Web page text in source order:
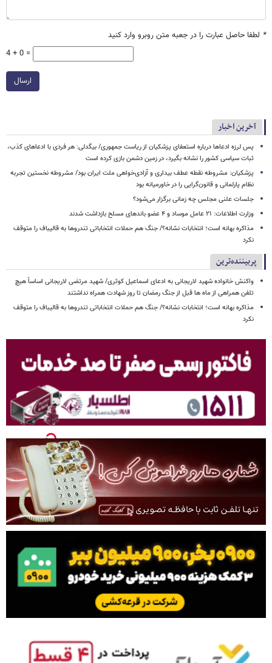
* لطفا حاصل عبارت را در جعبه متن روبرو وارد کنید
4 + 0 =
ارسال
آخرین اخبار
پس لرزه ادعاها درباره استعفای پزشکیان از ریاست جمهوری/ بیگدلی: هر فردی با ادعاهای کذب،
ثبات سیاسی کشور را نشانه بگیرد، در زمین دشمن بازی کرده است
پزشکیان: مشروطه نقطه عطف بیداری و آزادی‌خواهی ملت ایران بود/ مشروطه نخستین تجربه
نظام پارلمانی و قانون‌گرایی را در خاورمیانه بود
جلسات علنی مجلس چه زمانی برگزار می‌شود؟
وزارت اطلاعات: ۲۱ عامل موساد و ۴ عضو باندهای مسلح بازداشت شدند
مذاکره بهانه است؛ انتخابات نشانه؟/ جنگ هم حملات انتخاباتی تندروها به قالیباف را متوقف
نکرد
پربیننده‌ترین
واکنش خانواده شهید لاریجانی به ادعای اسماعیل کوثری/ شهید مرتضی لاریجانی اساساً هیچ
تلفن همراهی از ماه ها قبل از جنگ رمضان تا روز شهادت همراه نداشتند
مذاکره بهانه است؛ انتخابات نشانه؟/ جنگ هم حملات انتخاباتی تندروها به قالیباف را متوقف
نکرد